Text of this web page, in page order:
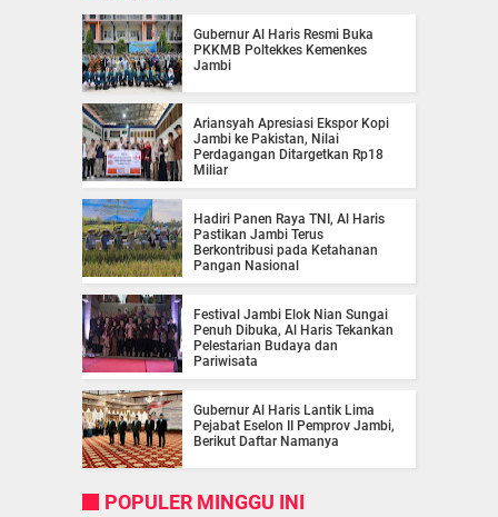
Gubernur Al Haris Resmi Buka
PKKMB Poltekkes Kemenkes
Jambi
Ariansyah Apresiasi Ekspor Kopi
Jambi ke Pakistan, Nilai
Perdagangan Ditargetkan Rp18
Miliar
Hadiri Panen Raya TNI, Al Haris
Pastikan Jambi Terus
Berkontribusi pada Ketahanan
Pangan Nasional
Festival Jambi Elok Nian Sungai
Penuh Dibuka, Al Haris Tekankan
Pelestarian Budaya dan
Pariwisata
Gubernur Al Haris Lantik Lima
Pejabat Eselon II Pemprov Jambi,
Berikut Daftar Namanya
POPULER MINGGU INI